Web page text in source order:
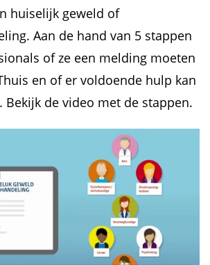
huiselijk geweld of
Aan de hand van 5 stappen
of ze een melding moeten
en of er voldoende hulp kan
Bekijk de video met de stappen.